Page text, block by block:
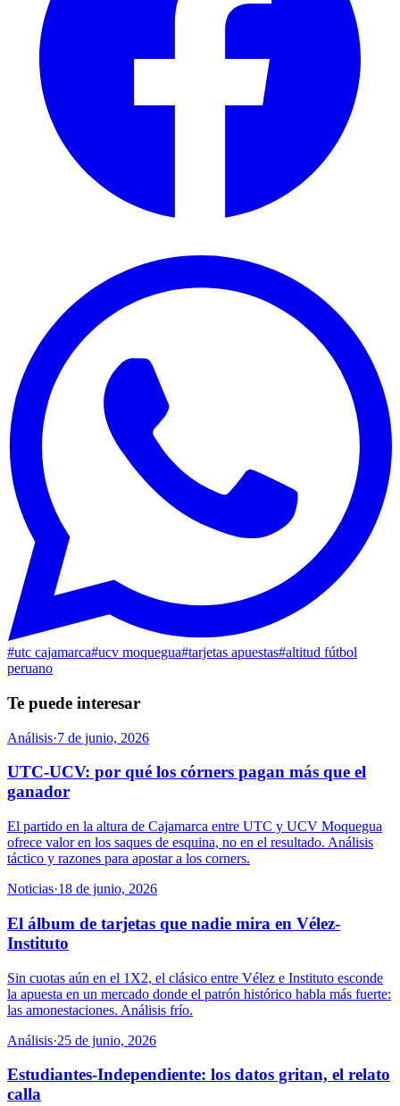
#utc cajamarca#ucv moquegua#tarjetas apuestas#altitud fútbol
peruano
Te puede interesar
Análisis·7 de junio, 2026
UTC-UCV: por qué los córners pagan más que el
ganador
El partido en la altura de Cajamarca entre UTC y UCV Moquegua
ofrece valor en los saques de esquina, no en el resultado. Análisis
táctico y razones para apostar a los corners.
Noticias·18 de junio, 2026
El álbum de tarjetas que nadie mira en Vélez-
Instituto
Sin cuotas aún en el 1X2, el clásico entre Vélez e Instituto esconde
la apuesta en un mercado donde el patrón histórico habla más fuerte:
las amonestaciones. Análisis frío.
Análisis·25 de junio, 2026
Estudiantes-Independiente: los datos gritan, el relato
calla